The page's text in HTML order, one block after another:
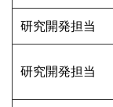
研究開発担当
研究開発担当